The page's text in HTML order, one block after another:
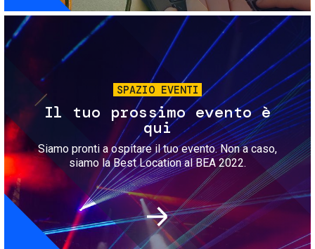
Immagine
SPAZIO EVENTI
Il tuo prossimo evento è
qui
Siamo pronti a ospitare il tuo evento. Non a caso,
siamo la Best Location al BEA 2022.